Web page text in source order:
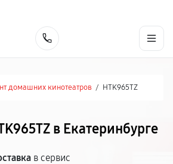
домашних кинотеатров / HTK965TZ
в Екатеринбурге
в сервис